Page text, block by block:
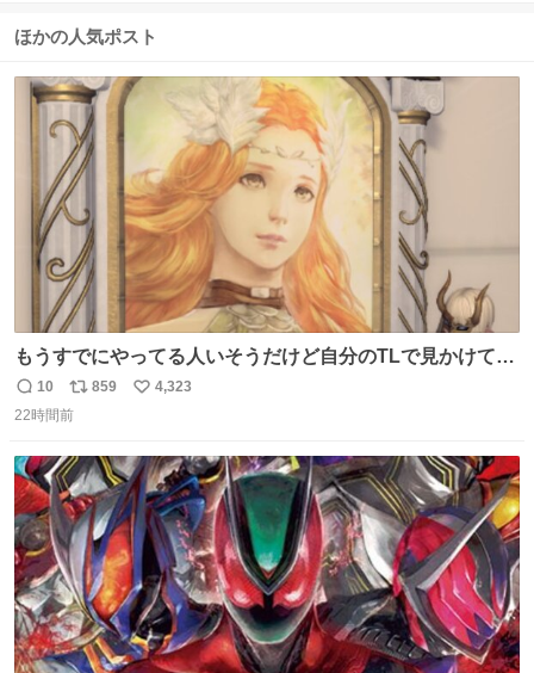
ほかの人気ポスト
もうすでにやってる人いそうだけど自分のTLで見かけてな
い
返
信
10
リ
ポ
ト
数
859
い
数
4,323
22時間前